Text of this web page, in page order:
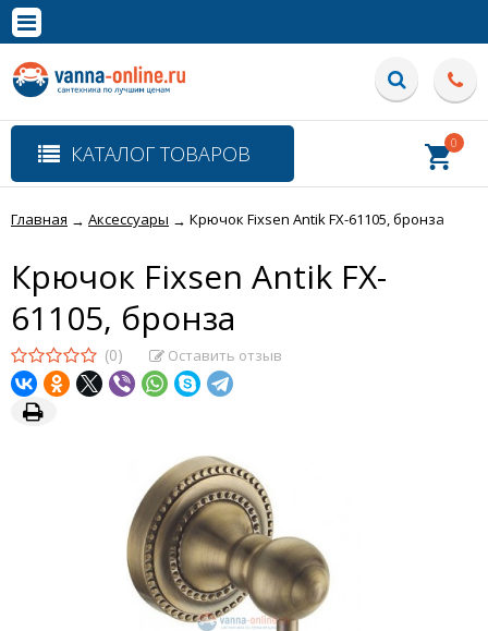
Полная версия сайта
КАТАЛОГ ТОВАРОВ 0
Главная → Аксессуары → Крючок Fixsen Antik FX-61105, бронза
Крючок Fixsen Antik FX-
61105, бронза
(0) Оставить отзыв